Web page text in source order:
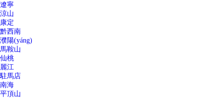
遼寧
涼山
康定
黔西南
濮陽(yáng)
馬鞍山
仙桃
麗江
駐馬店
南海
平頂山